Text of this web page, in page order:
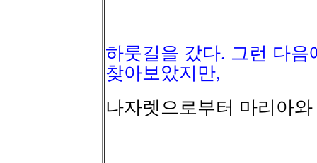
하룻길을 갔다. 그런 다음
찾아보았지만,
나자렛으로부터 마리아와